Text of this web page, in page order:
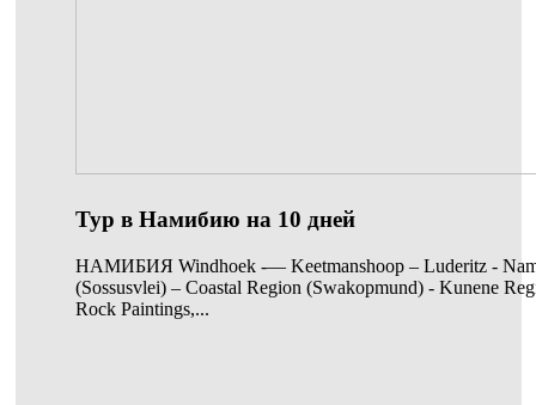
Тур в Намибию на 10 дней
НАМИБИЯ Windhoek -–– Keetmanshoop – Luderitz -
(Sossusvlei) – Coastal Region (Swakopmund) - Kunene
Rock Paintings,...